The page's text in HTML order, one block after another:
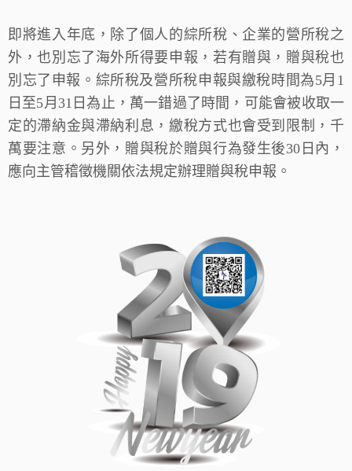
即將進入年底，除了個人的綜所稅、企業的營所稅之
外，也別忘了海外所得要申報，若有贈與，贈與稅也
別忘了申報。綜所稅及營所稅申報與繳稅時間為5月1
日至5月31日為止，萬一錯過了時間，可能會被收取一
定的滯納金與滯納利息，繳稅方式也會受到限制，千
萬要注意。另外，贈與稅於贈與行為發生後30日內，
應向主管稽徵機關依法規定辦理贈與稅申報。